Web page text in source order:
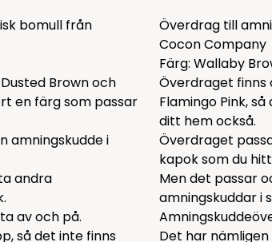
bomull från
Dusted Brownoch
en färg som passar
amningskudde i
andra
av och på.
så det inte finns
Överdrag till
Cocon Company
Färg: Wallaby
Överdraget finns
Flamingo Pink,
ditt hem också.
Överdraget
kapok som du
Men det passar
amningskuddar i
Det har